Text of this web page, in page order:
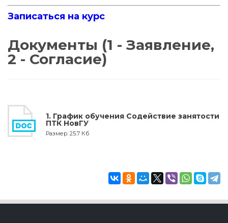
Записаться на курс
Документы (1 - Заявление,
2 - Согласие)
1. График обучения Содействие занятости
ПТК НовГУ
Размер: 25.7 Кб